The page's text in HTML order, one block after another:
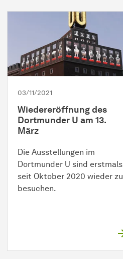
03/11/2021
Wiedereröffnung des
Dortmunder U am 13.
März
Die Ausstellungen im
Dortmunder U sind erstmals
seit Oktober 2020 wieder zu
besuchen.